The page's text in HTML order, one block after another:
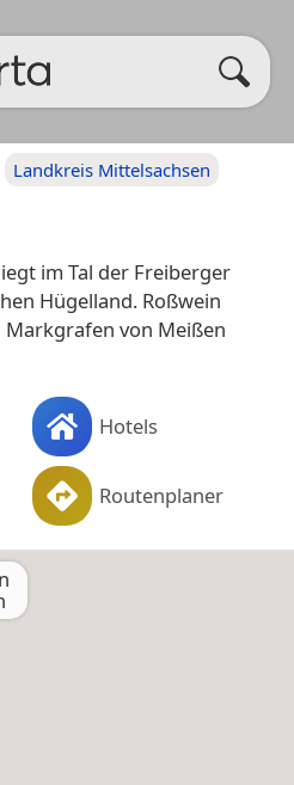
Landkreis Mittelsachsen
im Tal der Freiberger
Hügelland. Roßwein
von Meißen
Hotels
Routenplaner